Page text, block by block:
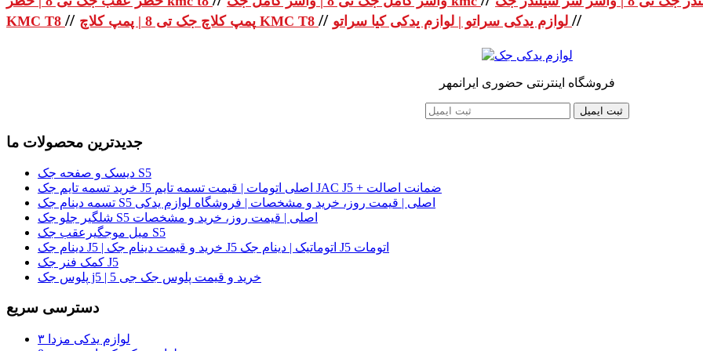
KMC T8 // پمپ کلاچ جک تی 8 | پمپ کلاچ KMC T8 // //
فروشگاه اینترنتی حضوری ایرانمهر
ثبت ایمیل
جدیدترین محصولات ما
دیسک و صفحه جک S5
خرید تسمه تایم جک J5 اصلی اتومات | قیمت تسمه تایم JAC J5 + ضمانت اصالت
تسمه دینام جک S5 اصلی | قیمت روز، خرید و مشخصات | فروشگاه لوازم یدکی
شلگیر جلو جک S5 اصلی | قیمت روز، خرید و مشخصات
میل موجگیرعقب جک S5
دینام جک J5 | خرید و قیمت دینام جک J5 اتوماتیک | دینام جک J5 اتومات
کمک فنر جک J5
پلوس جک j5 | خرید و قیمت پلوس جک جی 5
دسترسی سریع
لوازم یدکی مزدا ۳